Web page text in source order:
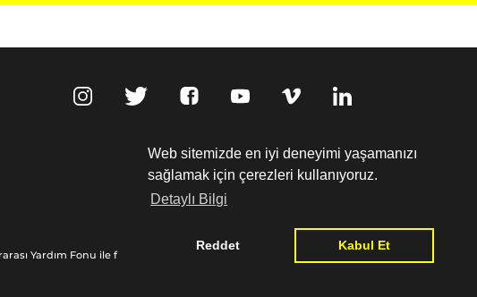
Web sitemizde en iyi deneyimi yaşamanızı
sağlamak için çerezleri kullanıyoruz.
Detaylı Bilgi
Reddet Kabul Et
Yardım Fonu ile finanse edilmiştir: